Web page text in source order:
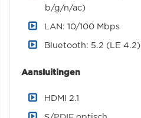
b/g/n/ac)
LAN: 10/100 Mbps
Bluetooth: 5.2 (LE 4.2)
Aansluitingen
HDMI 2.1